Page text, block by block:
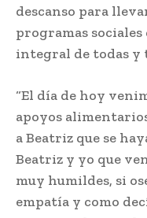
descanso para
programas
integral de todas y
“El día de hoy
apoyos
a Beatriz que se
Beatriz y yo que
muy humildes, si
empatía y como